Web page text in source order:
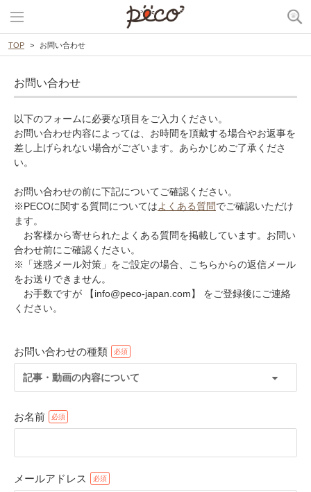
TOP お問い合わせ
お問い合わせ
以下のフォームに必要な項目をご入力ください。
お問い合わせ内容によっては、お時間を頂戴する場合やお返事を
差し上げられない場合がございます。あらかじめご了承くださ
い。
お問い合わせの前に下記についてご確認ください。
※PECOに関する質問についてはよくある質問でご確認いただけ
ます。
お客様から寄せられたよくある質問を掲載しています。お問い
合わせ前にご確認ください。
※「迷惑メール対策」をご設定の場合、こちらからの返信メール
をお送りできません。
お手数ですが 【info@peco-japan.com】 をご登録後にご連絡
ください。
お問い合わせの種類
記事・動画の内容について
お名前
メールアドレス